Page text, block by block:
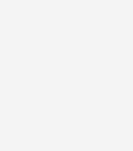
déclaration de